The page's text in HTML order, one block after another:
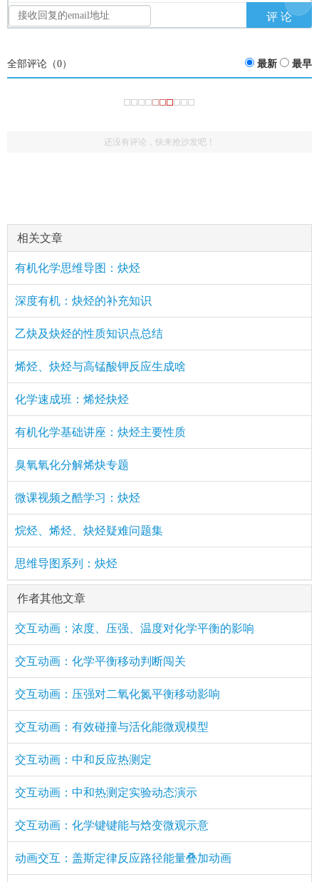
全部评论（0） 最新 最早
还没有评论，快来抢沙发吧！
相关文章
有机化学思维导图：炔烃
深度有机：炔烃的补充知识
乙炔及炔烃的性质知识点总结
烯烃、炔烃与高锰酸钾反应生成啥
化学速成班：烯烃炔烃
有机化学基础讲座：炔烃主要性质
臭氧氧化分解烯炔专题
微课视频之酷学习：炔烃
烷烃、烯烃、炔烃疑难问题集
思维导图系列：炔烃
作者其他文章
交互动画：浓度、压强、温度对化学平衡的影响
交互动画：化学平衡移动判断闯关
交互动画：压强对二氧化氮平衡移动影响
交互动画：有效碰撞与活化能微观模型
交互动画：中和反应热测定
交互动画：中和热测定实验动态演示
交互动画：化学键键能与焓变微观示意
动画交互：盖斯定律反应路径能量叠加动画